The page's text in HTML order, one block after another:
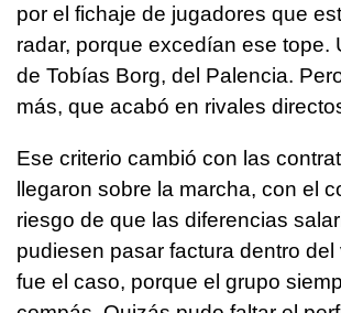
por el fichaje de jugadores que
radar, porque excedían ese tope.
de Tobías Borg, del Palencia.
más, que acabó en rivales
Ese criterio cambió con las
llegaron sobre la marcha, con el
riesgo de que las diferencias
pudiesen pasar factura dentro del
fue el caso, porque el grupo